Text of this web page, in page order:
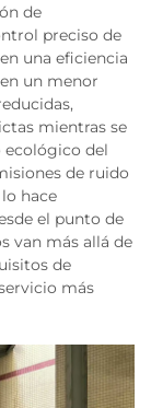
de
preciso de
una eficiencia
un menor
mientras se
ecológico del
de ruido
hace
el punto de
van más allá de
de
más